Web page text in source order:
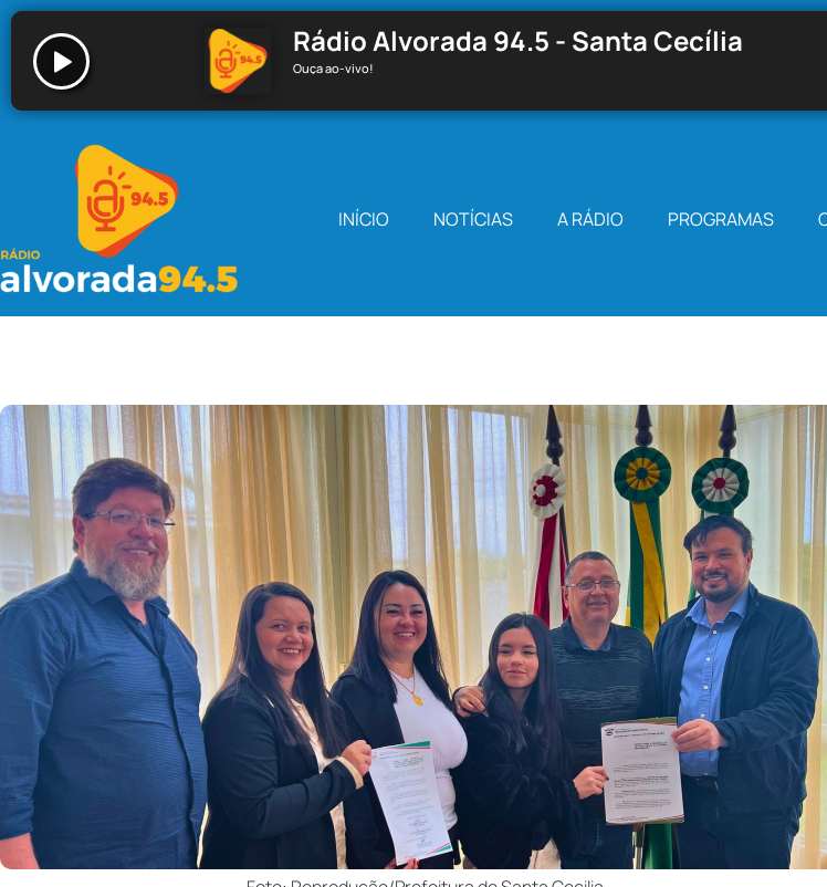
Rádio Alvorada 94.5 - Santa Cecília
Ouça ao-vivo!
Rádio Alvorada 94.5 - Santa Cecília
INÍCIO NOTÍCIAS A RÁDIO PROGRAMAS